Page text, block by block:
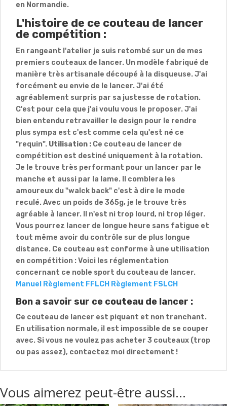
en Normandie.
L'histoire de ce couteau de lancer
de compétition :
En rangeant l'atelier je suis retombé sur un de mes
premiers couteaux de lancer. Un modèle fabriqué de
manière très artisanale découpé à la disqueuse. J'ai
forcément eu envie de le lancer. J'ai été
agréablement surpris par sa justesse de rotation.
C'est pour cela que j'ai voulu vous le proposer. J'ai
bien entendu retravailler le design pour le rendre
plus sympa est c'est comme cela qu'est né ce
"requin". Utilisation : Ce couteau de lancer de
compétition est destiné uniquement à la rotation.
Je le trouve très performant pour un lancer par le
manche et aussi par la lame. Il comblera les
amoureux du "walck back" c'est à dire le mode
reculé. Avec un poids de 365g, je le trouve très
agréable à lancer. Il n'est ni trop lourd, ni trop léger.
Vous pourrez lancer de longue heure sans fatigue et
tout même avoir du contrôle sur de plus longue
distance. Ce couteau est conforme à une utilisation
en compétition : Voici les réglementation
concernant ce noble sport du couteau de lancer.
Manuel Règlement FFLCH Règlement FSLCH
Bon a savoir sur ce couteau de lancer :
Ce couteau de lancer est piquant et non tranchant.
En utilisation normale, il est impossible de se couper
avec. Si vous ne voulez pas acheter 3 couteaux (trop
ou pas assez), contactez moi directement !
Vous aimerez peut-être aussi…